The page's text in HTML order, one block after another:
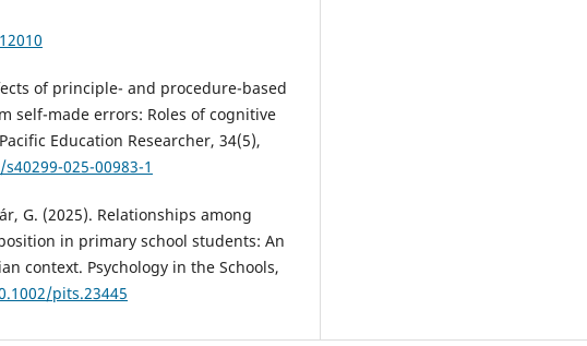
of principle- and procedure-based
self-made errors: Roles of cognitive
Education Researcher, 34(5),
025-00983-1
G. (2025). Relationships among
in primary school students: An
context. Psychology in the Schools,
pits.23445